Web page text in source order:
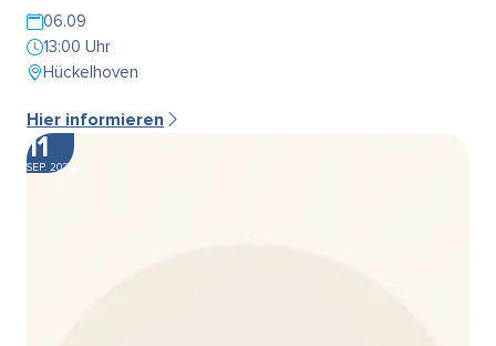
06.09
13:00 Uhr
Hückelhoven
Hier informieren
11
SEP. 2026